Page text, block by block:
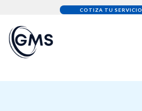
content
COTIZA TU SERVICIO